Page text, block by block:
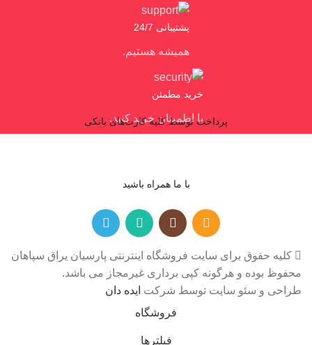
پشتیبانی 24/7
همیشه هستیم.
خرید مطمئن
با اطمینان خرید کنید.
پرداخت توسط کلیه کارت‌های بانکی
با ما همراه باشید
کلیه حقوق برای سایت فروشگاه اینترنتی پارسیان یراق سپاهان
محفوظ بوده و هرگونه کپی برداری غیرمجاز می باشد.
طراحی و سئو سایت توسط شرکت ایده دان
فروشگاه
فیلترها